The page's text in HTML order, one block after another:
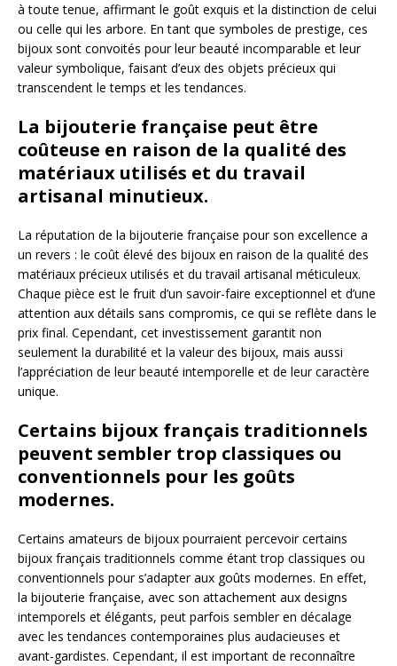
à toute tenue, affirmant le goût exquis et la distinction de celui
ou celle qui les arbore. En tant que symboles de prestige, ces
bijoux sont convoités pour leur beauté incomparable et leur
valeur symbolique, faisant d’eux des objets précieux qui
transcendent le temps et les tendances.
La bijouterie française peut être
coûteuse en raison de la qualité des
matériaux utilisés et du travail
artisanal minutieux.
La réputation de la bijouterie française pour son excellence a
un revers : le coût élevé des bijoux en raison de la qualité des
matériaux précieux utilisés et du travail artisanal méticuleux.
Chaque pièce est le fruit d’un savoir-faire exceptionnel et d’une
attention aux détails sans compromis, ce qui se reflète dans le
prix final. Cependant, cet investissement garantit non
seulement la durabilité et la valeur des bijoux, mais aussi
l’appréciation de leur beauté intemporelle et de leur caractère
unique.
Certains bijoux français traditionnels
peuvent sembler trop classiques ou
conventionnels pour les goûts
modernes.
Certains amateurs de bijoux pourraient percevoir certains
bijoux français traditionnels comme étant trop classiques ou
conventionnels pour s’adapter aux goûts modernes. En effet,
la bijouterie française, avec son attachement aux designs
intemporels et élégants, peut parfois sembler en décalage
avec les tendances contemporaines plus audacieuses et
avant-gardistes. Cependant, il est important de reconnaître